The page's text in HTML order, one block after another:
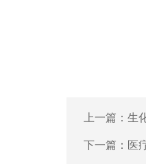
上一篇： 生
下一篇： 医